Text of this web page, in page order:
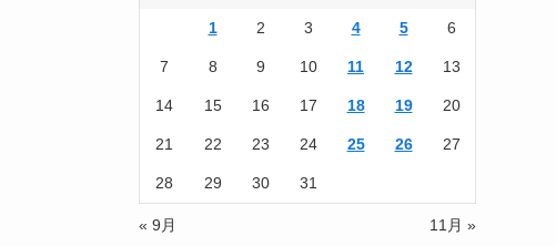
1 2 3 4 5 6
7 8 9 10 11 12 13
14 15 16 17 18 19 20
21 22 23 24 25 26 27
28 29 30 31
« 9月 11月 »